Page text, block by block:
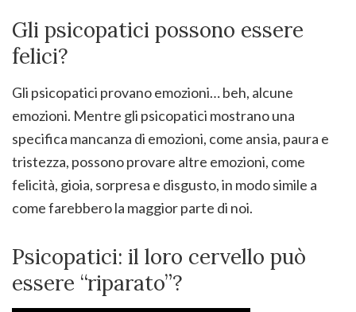
Gli psicopatici possono essere
felici?
Gli psicopatici provano emozioni… beh, alcune
emozioni. Mentre gli psicopatici mostrano una
specifica mancanza di emozioni, come ansia, paura e
tristezza, possono provare altre emozioni, come
felicità, gioia, sorpresa e disgusto, in modo simile a
come farebbero la maggior parte di noi.
Psicopatici: il loro cervello può
essere “riparato”?